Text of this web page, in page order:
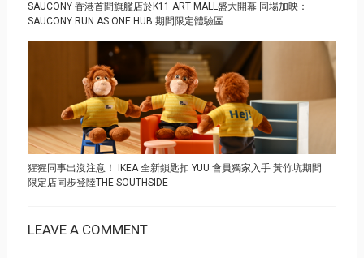
SAUCONY 香港首間旗艦店於K11 ART MALL盛大開幕 同場加映：
SAUCONY RUN AS ONE HUB 期間限定體驗區
猩猩同事出沒注意！ IKEA 全新鎖匙扣 YUU 會員獨家入手 黃竹坑期間
限定店同步登陸THE SOUTHSIDE
LEAVE A COMMENT